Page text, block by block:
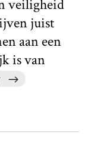
veiligheid
juist
aan een
is van